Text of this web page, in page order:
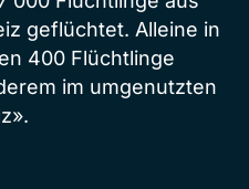
geflüchtet. Alleine in
400 Flüchtlinge
im umgenutzten